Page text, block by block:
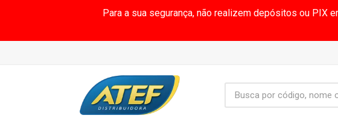
Para a sua segurança, não realizem depósitos ou PIX